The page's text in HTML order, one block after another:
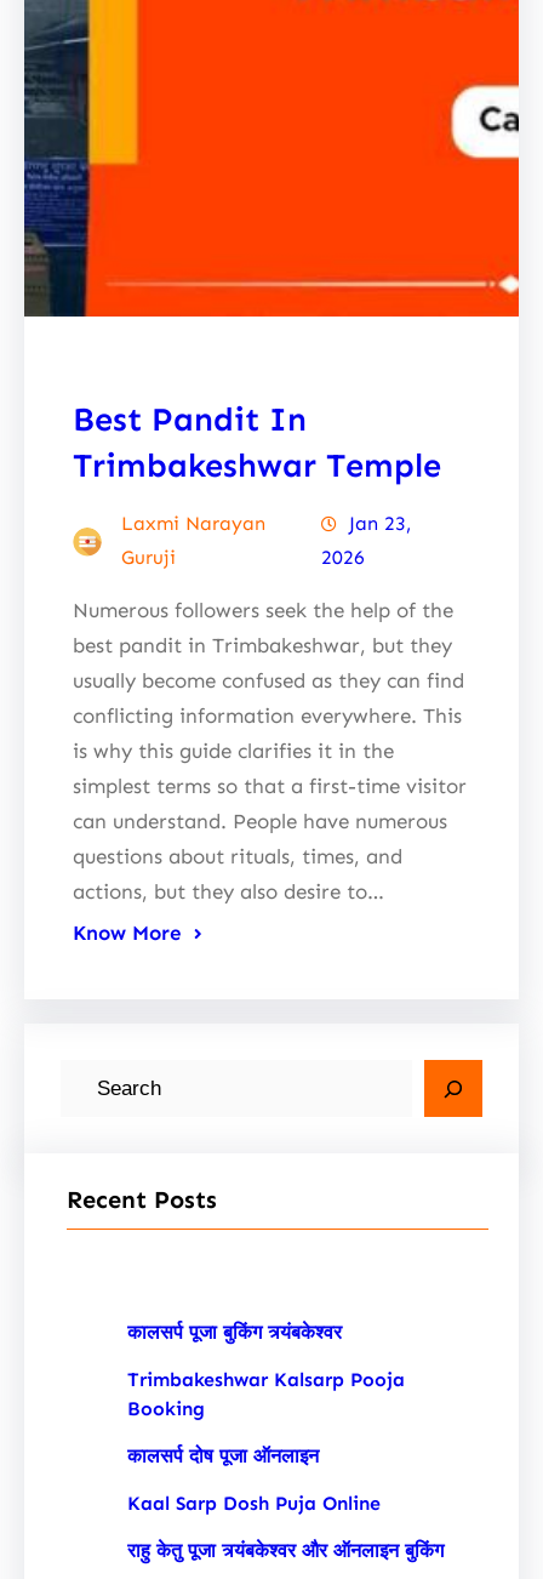
Best Pandit In
Trimbakeshwar Temple
Laxmi Narayan
Guruji
Jan 23,
2026
Numerous followers seek the help of the
best pandit in Trimbakeshwar, but they
usually become confused as they can find
conflicting information everywhere. This
is why this guide clarifies it in the
simplest terms so that a first-time visitor
can understand. People have numerous
questions about rituals, times, and
actions, but they also desire to…
Know More
Recent Posts
कालसर्प पूजा बुकिंग त्र्यंबकेश्वर
Trimbakeshwar Kalsarp Pooja
Booking
कालसर्प दोष पूजा ऑनलाइन
Kaal Sarp Dosh Puja Online
राहु केतु पूजा त्र्यंबकेश्वर और ऑनलाइन बुकिंग